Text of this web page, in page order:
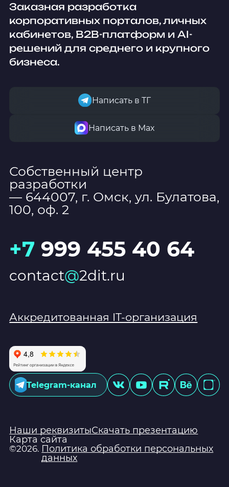
Заказная разработка
корпоративных порталов, личных
кабинетов, B2B-платформ и AI-
решений для среднего и крупного
бизнеса.
Написать в ТГ
Написать в Мах
Собственный центр
разработки
— 644007, г. Омск, ул. Булатова,
100, оф. 2
+7 999 455 40 64
contact@2dit.ru
Аккредитованная IT-организация
Telegram-канал
Наши реквизитыСкачать презентацию
Карта сайта
©2026. Политика обработки персональных
данных